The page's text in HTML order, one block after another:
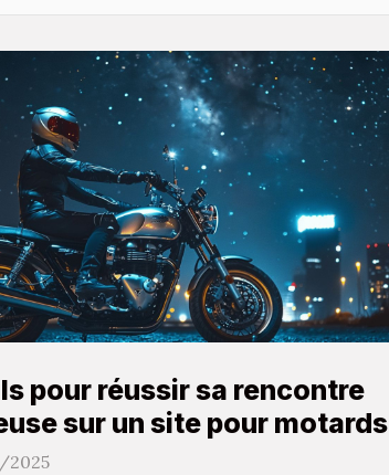
pour réussir sa rencontre
sur un site pour motards
2025